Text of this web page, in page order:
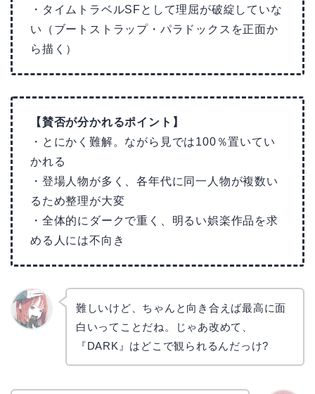
・タイムトラベルSFとして理屈が破綻していな
い（ブートストラップ・パラドックスを正面か
ら描く）
【賛否が分かれるポイント】
・とにかく難解。ながら見では100％置いてい
かれる
・登場人物が多く、各年代に同一人物が複数い
るため整理が大変
・全体的にダークで重く、明るい娯楽作品を求
める人には不向き
難しいけど、ちゃんと向き合えば最高に面
白いってことだね。じゃあ改めて、
『DARK』はどこで観られるんだっけ?